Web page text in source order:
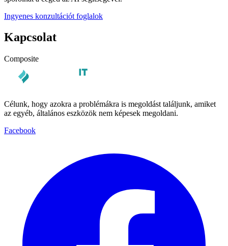
Ingyenes konzultációt foglalok
Kapcsolat
Composite
Célunk, hogy azokra a problémákra is megoldást találjunk, amiket
az egyéb, általános eszközök nem képesek megoldani.
Facebook